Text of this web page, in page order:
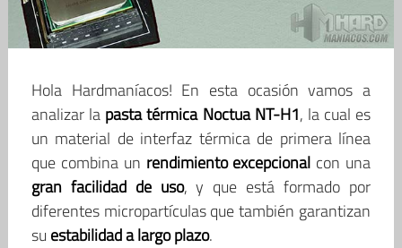
Hola Hardmaníacos! En esta ocasión vamos a
analizar la pasta térmica Noctua NT-H1, la cual es
un material de interfaz térmica de primera línea
que combina un rendimiento excepcional con una
gran facilidad de uso, y que está formado por
diferentes micropartículas que también garantizan
su estabilidad a largo plazo.